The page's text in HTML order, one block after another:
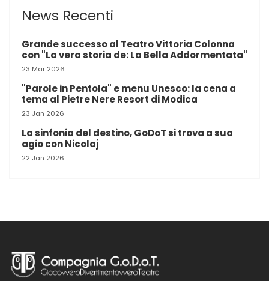
News Recenti
Grande successo al Teatro Vittoria Colonna
con "La vera storia de: La Bella Addormentata"
23 Mar 2026
"Parole in Pentola" e menu Unesco: la cena a
tema al Pietre Nere Resort di Modica
23 Jan 2026
La sinfonia del destino, GoDoT si trova a sua
agio con Nicolaj
22 Jan 2026